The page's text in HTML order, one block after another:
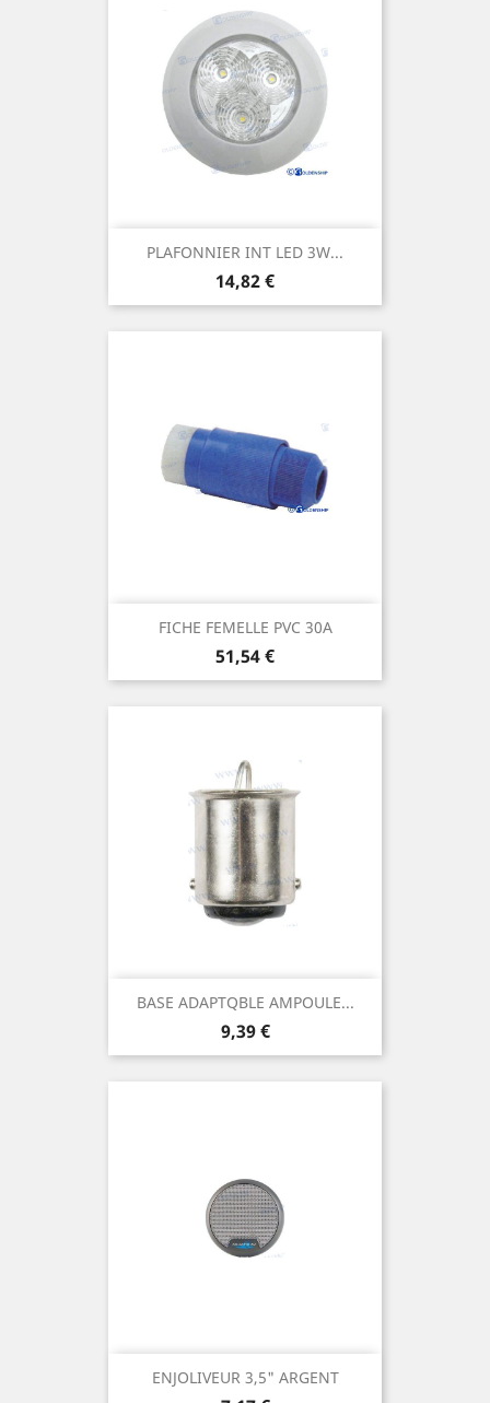
PLAFONNIER INT LED 3W...
Prix
14,82 €
FICHE FEMELLE PVC 30A
Prix
51,54 €
BASE ADAPTQBLE AMPOULE...
Prix
9,39 €
ENJOLIVEUR 3,5" ARGENT